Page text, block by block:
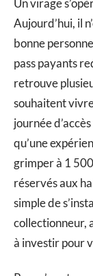
Un virage
Aujourd’hui, il
bonne
pass payants
retrouve
souhaitent
journée
qu’une
grimper à 1
réservés aux
simple de
collectionneur,
à investir pour